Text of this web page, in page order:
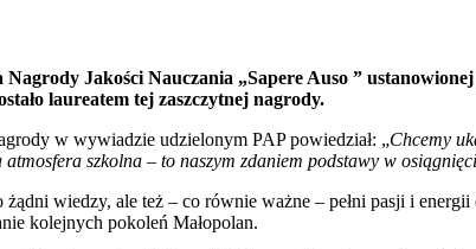
Jakości Nauczania „Sapere Auso ”
laureatem tej zaszczytnej nagrody.
w wywiadzie udzielonym PAP powiedział: „Chcemy
szkolna – to naszym zdaniem podstawy w
wiedzy, ale też – co równie ważne – pełni pasji i energii
kolejnych pokoleń Małopolan.